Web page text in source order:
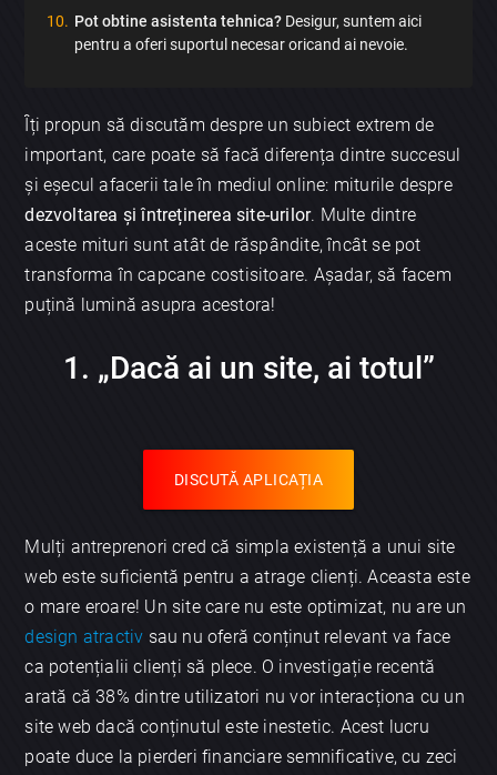
Pot obtine asistenta tehnica? Desigur, suntem aici
pentru a oferi suportul necesar oricand ai nevoie.
Îți propun să discutăm despre un subiect extrem de
important, care poate să facă diferența dintre succesul
și eșecul afacerii tale în mediul online: miturile despre
dezvoltarea și întreținerea site-urilor. Multe dintre
aceste mituri sunt atât de răspândite, încât se pot
transforma în capcane costisitoare. Așadar, să facem
puțină lumină asupra acestora!
1. „Dacă ai un site, ai totul”
DISCUTĂ APLICAȚIA
Mulți antreprenori cred că simpla existență a unui site
web este suficientă pentru a atrage clienți. Aceasta este
o mare eroare! Un site care nu este optimizat, nu are un
design atractiv sau nu oferă conținut relevant va face
ca potențialii clienți să plece. O investigație recentă
arată că 38% dintre utilizatori nu vor interacționa cu un
site web dacă conținutul este inestetic. Acest lucru
poate duce la pierderi financiare semnificative, cu zeci